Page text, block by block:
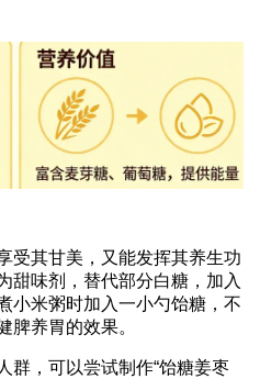
受其甘美，又能发挥其养生功
甜味剂，替代部分白糖，加入
小米粥时加入一小勺饴糖，不
脾养胃的效果。
群，可以尝试制作“饴糖姜枣